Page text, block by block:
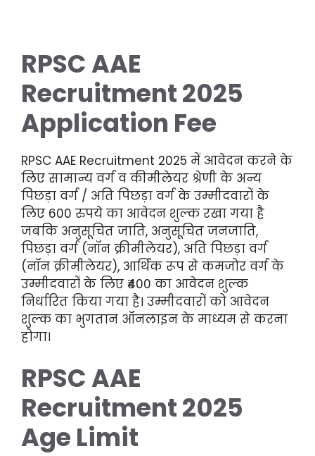
RPSC AAE
Recruitment 2025
Application Fee
RPSC AAE Recruitment 2025 में आवेदन करने के
लिए सामान्य वर्ग व कीमीलेयर श्रेणी के अन्य
पिछड़ा वर्ग / अति पिछड़ा वर्ग के उम्मीदवारों के
लिए 600 रुपये का आवेदन शुल्क रखा गया है
जबकि अनुसूचित जाति, अनुसूचित जनजाति,
पिछड़ा वर्ग (नॉन क्रीमीलेयर), अति पिछड़ा वर्ग
(नॉन क्रीमीलेयर), आर्थिक रूप से कमजोर वर्ग के
उम्मीदवारों के लिए ₹400 का आवेदन शुल्क
निर्धारित किया गया है। उम्मीदवारों को आवेदन
शुल्क का भुगतान ऑनलाइन के माध्यम से करना
होगा।
RPSC AAE
Recruitment 2025
Age Limit